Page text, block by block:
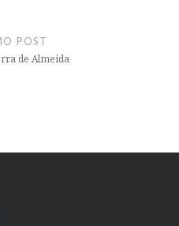
POST
de Almeida